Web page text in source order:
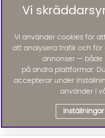
Vi
Vi använder cookies för
att analysera trafik och
annonser — både
på andra plattformar.
accepterar under
använder i
Inställningar